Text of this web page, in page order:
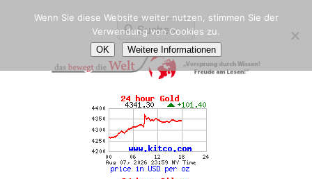
das-bewegt-die-welt.de
Suchen
Wenn Sie diese Website weiter nutzen, stimmen Sie der
Verwendung von Cookies zu.
OK Weitere Informationen